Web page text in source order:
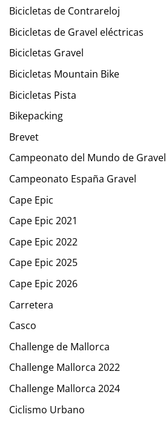
Bicicletas de Contrareloj
Bicicletas de Gravel eléctricas
Bicicletas Gravel
Bicicletas Mountain Bike
Bicicletas Pista
Bikepacking
Brevet
Campeonato del Mundo de Gravel
Campeonato España Gravel
Cape Epic
Cape Epic 2021
Cape Epic 2022
Cape Epic 2025
Cape Epic 2026
Carretera
Casco
Challenge de Mallorca
Challenge Mallorca 2022
Challenge Mallorca 2024
Ciclismo Urbano